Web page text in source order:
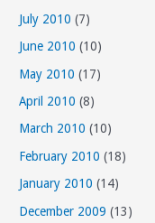
July 2010 (7)
June 2010 (10)
May 2010 (17)
April 2010 (8)
March 2010 (10)
February 2010 (18)
January 2010 (14)
December 2009 (13)